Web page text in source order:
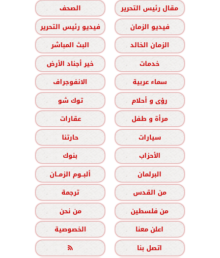
مقال رئيس التحرير
الصحف
فيديو الزمان
فيديو رئيس التحرير
الزمان الخالد
البث المباشر
خدمات
خير أجناد الأرض
سماء عربية
الانفوجراف
رؤى و أحلام
توك شو
مرأة و طفل
عقارات
سيارات
حارتنا
الأحزاب
بنوك
البرلمان
ألبــوم الزمــان
من القدس
ترجمة
من فلسطين
من نحن
اعلن معنا
الخصوصية
اتصل بنا
